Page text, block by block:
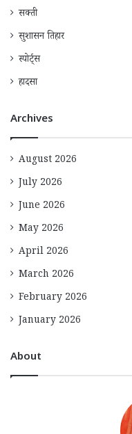
सक्ती
सुशासन तिहार
स्पोर्ट्स
हादसा
Archives
August 2026
July 2026
June 2026
May 2026
April 2026
March 2026
February 2026
January 2026
About